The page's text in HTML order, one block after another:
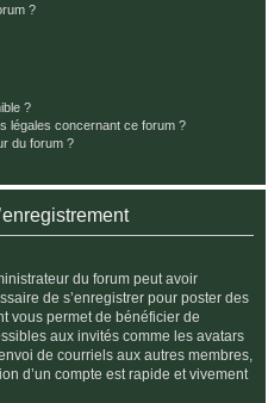
?
?
légales concernant ce forum ?
du forum ?
du forum peut avoir
de s’enregistrer pour poster des
vous permet de bénéficier de
aux invités comme les avatars
de courriels aux autres membres,
d’un compte est rapide et vivement